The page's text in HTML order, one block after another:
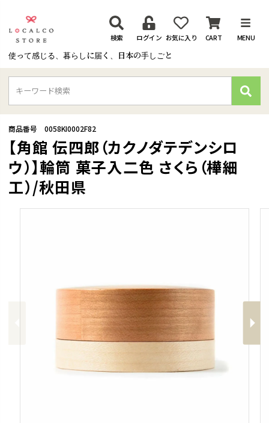
使って感じる、暮らしに届く、日本の手しごと
検索 ログイン お気に入り CART MENU
検
索
Previous
Next
【角館 伝四郎（カクノダテデンシロ
ウ）】輪筒 菓子入二色 さくら（樺細
工）/秋田県
商品番号 0058KI0002F82